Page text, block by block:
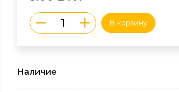
В корзину
Наличие